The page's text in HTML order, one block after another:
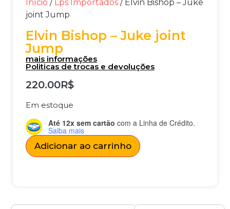
Início / Lps Importados / Elvin Bishop – Juke
joint Jump
Elvin Bishop – Juke joint
Jump
mais informações
Politicas de trocas e devoluções
220.00R$
Em estoque
Até 12x sem cartão com a Linha de Crédito.
Saiba mais
Adicionar ao carrinho